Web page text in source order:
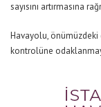
sayısını artırmasına
Havayolu, önümüzdeki
kontrolüne